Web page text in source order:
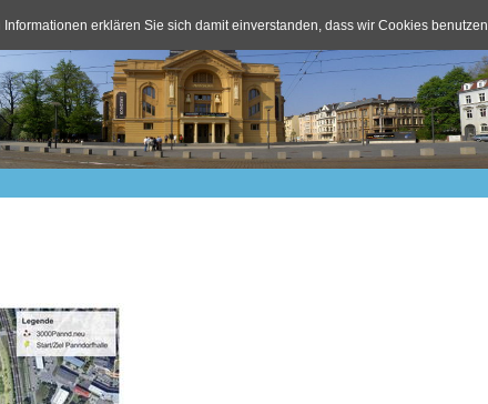
erklären Sie sich damit einverstanden, dass wir Cookies benutzen